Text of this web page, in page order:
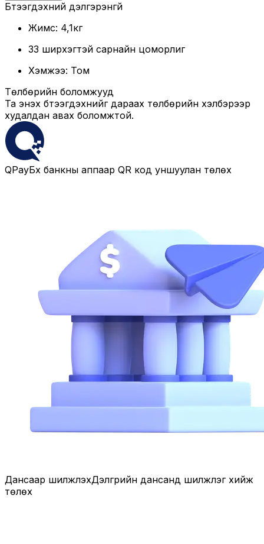
Бүтээгдэхүүний дэлгэрэнгүй
Жимс: 4,1кг
33 ширхэгтэй сарнайн цоморлиг
Хэмжээ: Том
Төлбөрийн боломжууд
Та энэхүү бүтээгдэхүүнийг дараах төлбөрийн хэлбэрээр
худалдан авах боломжтой.
QPayБүх банкны аппаар QR код уншуулан төлөх
Дансаар шилжүүлэхДэлгүүрийн дансанд шилжүүлэг хийж
төлөх